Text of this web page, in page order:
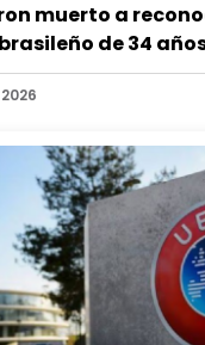
muerto a
de 34